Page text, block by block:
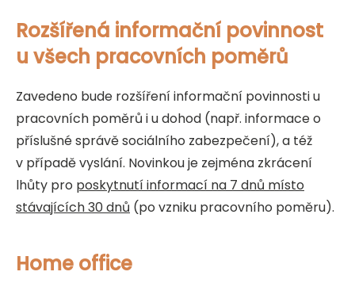
Rozšířená informační povinnost
u všech pracovních poměrů
Zavedeno bude rozšíření informační povinnosti u
pracovních poměrů i u dohod (např. informace o
příslušné správě sociálního zabezpečení), a též
v případě vyslání. Novinkou je zejména zkrácení
lhůty pro poskytnutí informací na 7 dnů místo
stávajících 30 dnů (po vzniku pracovního poměru).
Home office